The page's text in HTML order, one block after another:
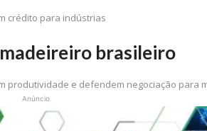
crédito para indústrias
brasileiro
e defendem negociação para
Anúncio